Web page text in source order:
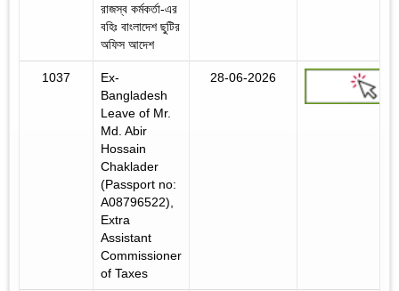
রাজস্ব কর্মকর্তা-এর
বহিঃ বাংলাদেশ ছুটির
অফিস আদেশ
1037
Ex-
Bangladesh
Leave of Mr.
Md. Abir
Hossain
Chaklader
(Passport no:
A08796522),
Extra
Assistant
Commissioner
of Taxes
28-06-2026